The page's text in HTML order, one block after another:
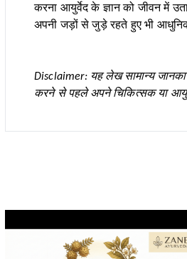
करना आयुर्वेद के ज्ञान को जीवन में
अपनी जड़ों से जुड़े रहते हुए भी
Disclaimer: यह लेख सामान्य
करने से पहले अपने चिकित्सक या